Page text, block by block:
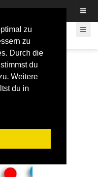
zu
zu
Durch die
du
Weitere
du in